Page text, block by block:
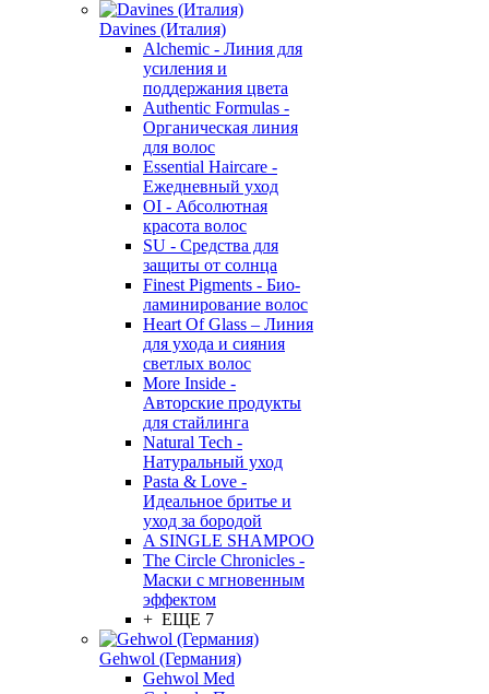
Davines (Италия)
Alchemic - Линия для
усиления и
поддержания цвета
Authentic Formulas -
Органическая линия
для волос
Essential Haircare -
Eжедневный уход
OI - Абсолютная
красота волос
SU - Средства для
защиты от солнца
Finest Pigments - Био-
ламинирование волос
Heart Of Glass – Линия
для ухода и сияния
светлых волос
More Inside -
Авторские продукты
для стайлинга
Natural Tech -
Натуральный уход
Pasta & Love -
Идеальное бритье и
уход за бородой
A SINGLE SHAMPOO
The Circle Chronicles -
Маски с мгновенным
эффектом
+ ЕЩЕ 7
Gehwol (Германия)
Gehwol Med